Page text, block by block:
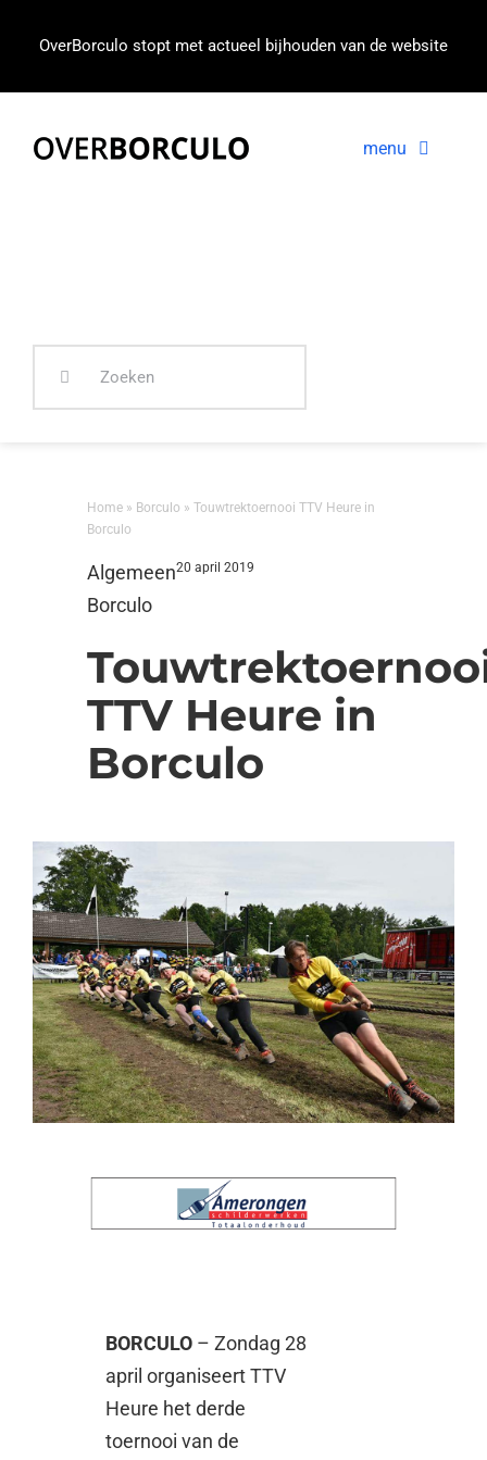
OverBorculo stopt met actueel bijhouden van de website
menu
Home » Borculo »Touwtrektoernooi TTV Heure in
Borculo
Algemeen
Borculo
20 april 2019
TTV Heure in
Borculo
BORCULO – Zondag 28
april organiseert TTV
Heure het derde
toernooi van de